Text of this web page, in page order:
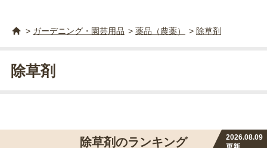
> ガーデニング・園芸用品 > 薬品（農薬） > 除草剤
除草剤
除草剤のランキング
2026.08.09